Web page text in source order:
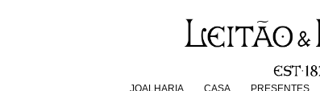
JOALHARIA CASA PRESENTES
PRESENTES